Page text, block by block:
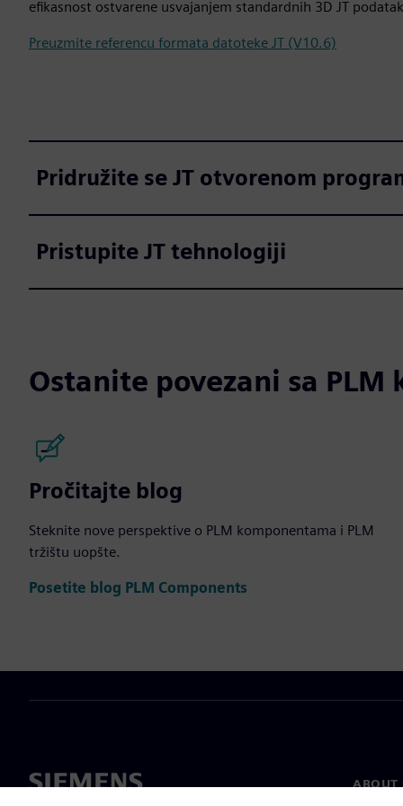
efikasnost ostvarene usvajanjem standardnih 3D JT
Preuzmite referencu formata datoteke JT (V10.6)
Pridružite se JT otvorenom
Pristupite JT tehnologiji
Ostanite povezani sa PLM
Pročitajte blog
Steknite nove perspektive o PLM komponentama i PLM
tržištu uopšte.
Posetite blog PLM Components
ABOUT